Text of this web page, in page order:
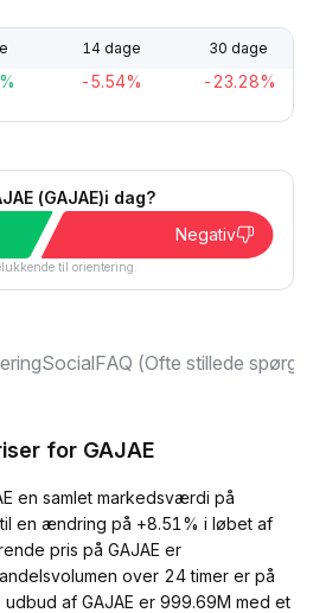
14 dage 30 dage
-5.54% -23.28%
(GAJAE)i dag?
Negativ
til orientering.
SocialFAQ (Ofte stillede
for GAJAE
en samlet markedsværdi på
en ændring på +8.51% i løbet af
pris på GAJAE er
over 24 timer er på
af GAJAE er 999.69M med et